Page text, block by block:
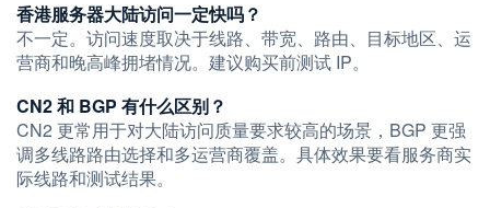
香港服务器大陆访问一定快吗？
不一定。访问速度取决于线路、带宽、路由、目标地区、运
营商和晚高峰拥堵情况。建议购买前测试 IP。
CN2 和 BGP 有什么区别？
CN2 更常用于对大陆访问质量要求较高的场景，BGP 更强
调多线路路由选择和多运营商覆盖。具体效果要看服务商实
际线路和测试结果。